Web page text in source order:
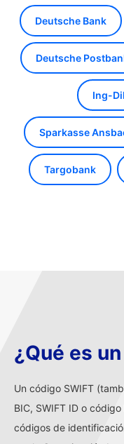
Deutsche Bank
Deutsche
Ing-
Sparkasse
Targobank
¿Qué es
Un código SWIFT
BIC, SWIFT ID o
códigos de